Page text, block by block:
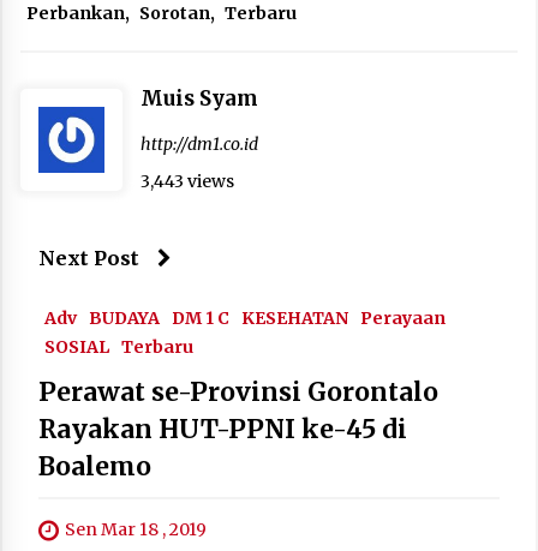
Perbankan, Sorotan, Terbaru
Muis Syam
http://dm1.co.id
3,443 views
Next Post
Adv BUDAYA DM 1 C KESEHATAN Perayaan
SOSIAL Terbaru
Perawat se-Provinsi Gorontalo
Rayakan HUT-PPNI ke-45 di
Boalemo
Sen Mar 18 , 2019